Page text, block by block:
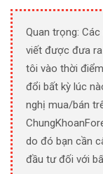
Quan trọng:
viết được đưa
tôi vào thời
đổi bất kỳ lúc
nghị mua/bán
do đó bạn cần
đầu tư đối với